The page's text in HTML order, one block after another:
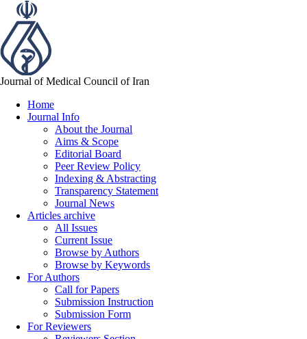
Journal of Medical Council of Iran
Home
Journal Info
About the Journal
Aims & Scope
Editorial Board
Peer Review Policy
Indexing & Abstracting
Transparency Statement
Journal News
Articles archive
All Issues
Current Issue
Browse by Authors
Browse by Keywords
For Authors
Call for Papers
Submission Instruction
Submission Form
For Reviewers